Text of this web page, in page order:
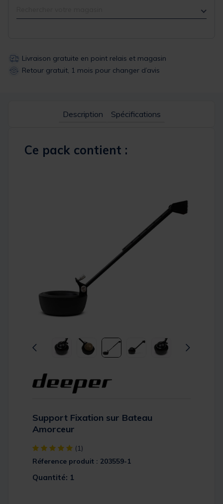
Livraison gratuite en point relais et magasin
Retour gratuit, 1 mois pour changer d’avis
Description Spécifications
Ce pack contient :
Support Fixation sur Bateau
Amorceur
[object Object] out of 5 Customer Rating
(1)
Réference produit : 203559-1
Quantité: 1